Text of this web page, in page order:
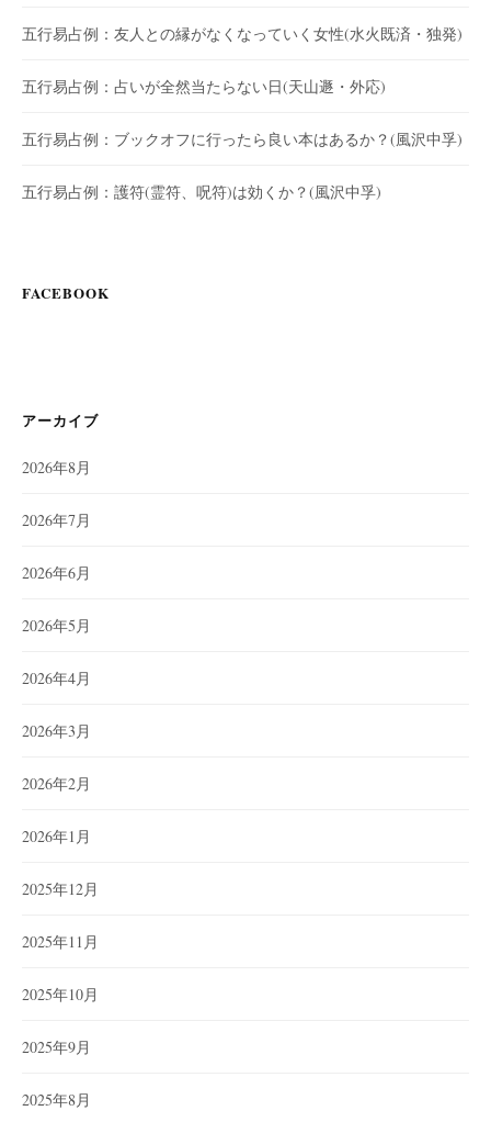
五行易占例：友人との縁がなくなっていく女性(水火既済・独発)
五行易占例：占いが全然当たらない日(天山遯・外応)
五行易占例：ブックオフに行ったら良い本はあるか？(風沢中孚)
五行易占例：護符(霊符、呪符)は効くか？(風沢中孚)
FACEBOOK
アーカイブ
2026年8月
2026年7月
2026年6月
2026年5月
2026年4月
2026年3月
2026年2月
2026年1月
2025年12月
2025年11月
2025年10月
2025年9月
2025年8月